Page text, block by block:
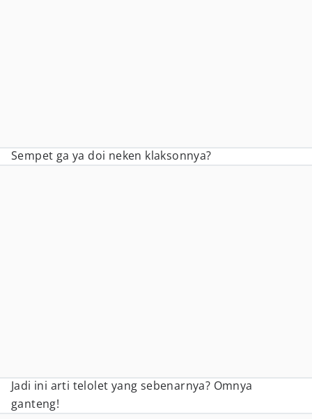
Sempet ga ya doi neken klaksonnya?
Jadi ini arti telolet yang sebenarnya? Omnya
ganteng!